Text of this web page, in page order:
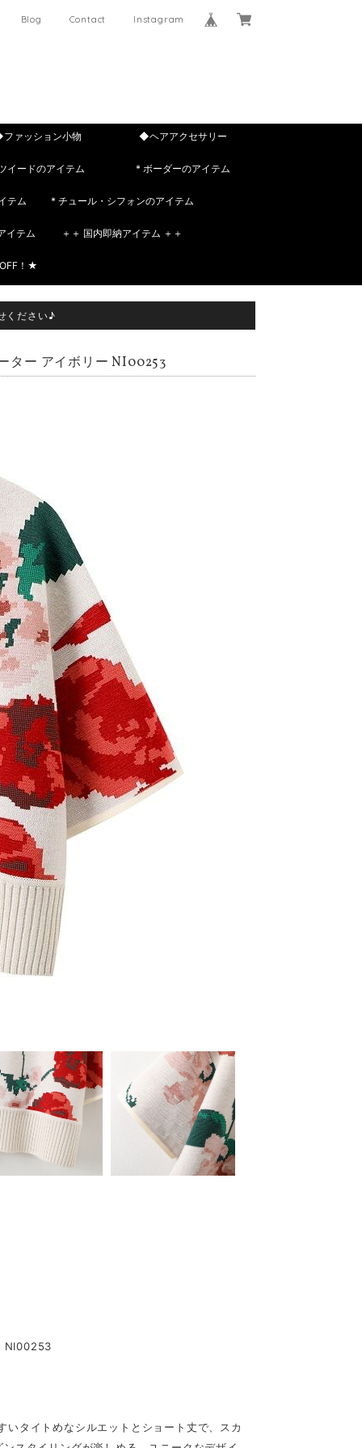
Blog Contact Instagram
ァッション小物 ◆ヘアアクセサリー
イードのアイテム * ボーダーのアイテム
テム * チュール・シフォンのアイテム
イテム ＋＋ 国内即納アイテム ＋＋
！★
ください♪
ター アイボリー NI00253
NI00253
タイトめなシルエットとショート丈で、スカ